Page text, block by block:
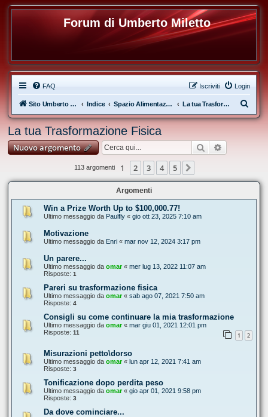
Forum di Umberto Miletto
FAQ Login
Iscriviti
Sito Umberto Miletto Indice Spazio Alimentazione e Diete La tua Trasformazione Fisica
e
La tua Trasformazione Fisica
Nuovo argomento Cerca
113 argomenti 1 2 3 4 5
Argomenti
Win a Prize Worth Up to $100,000.77!
Ultimo messaggio da Paulfly « gio ott 23, 2025 7:10 am
Motivazione
Ultimo messaggio da Enri « mar nov 12, 2024 3:17 pm
Un parere...
Ultimo messaggio da omar« mer lug 13, 2022 11:07 am
Risposte: 1
Pareri su trasformazione fisica
Ultimo messaggio da omar« sab ago 07, 2021 7:50 am
Risposte: 4
Consigli su come continuare la mia trasformazione
Ultimo messaggio da omar« mar giu 01, 2021 12:01 pm
Risposte: 11 1 2
Misurazioni petto\dorso
Ultimo messaggio da omar« lun apr 12, 2021 7:41 am
Risposte: 3
Tonificazione dopo perdita peso
Ultimo messaggio da omar« gio apr 01, 2021 9:58 pm
Risposte: 3
Da dove cominciare...